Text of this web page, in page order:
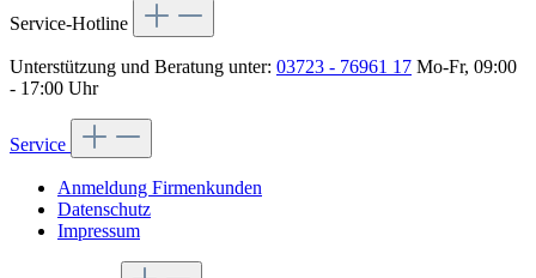
Service-Hotline
Unterstützung und Beratung unter: 03723 - 76961 17 Mo-Fr, 09:00
- 17:00 Uhr
Service
Anmeldung Firmenkunden
Datenschutz
Impressum